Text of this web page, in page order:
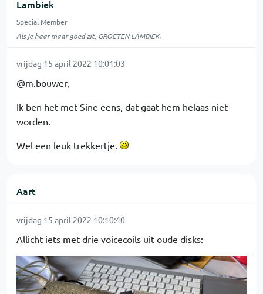
Lambiek
Special Member
Als je haar maar goed zit, GROETEN LAMBIEK.
vrijdag 15 april 2022 10:01:03
@m.bouwer,
Ik ben het met Sine eens, dat gaat hem helaas niet
worden.
Wel een leuk trekkertje.
Aart
vrijdag 15 april 2022 10:10:40
Allicht iets met drie voicecoils uit oude disks: